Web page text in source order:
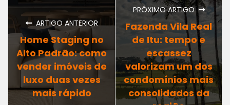
ARTIGO ANTERIOR
Home Staging no
Alto Padrão: como
vender imóveis de
luxo duas vezes
mais rápido
PRÓXIMO ARTIGO
Fazenda Vila Real
de Itu: tempo e
escassez
valorizam um dos
condomínios mais
consolidados da